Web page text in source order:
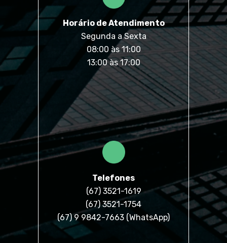
Horário de Atendimento
Segunda a Sexta
08:00 às 11:00
13:00 às 17:00
Telefones
(67) 3521-1619
(67) 3521-1754
(67) 9 9842-7663 (WhatsApp)